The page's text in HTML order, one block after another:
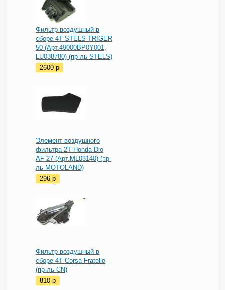
Фильтр воздушный в
сборе 4T STELS TRIGER
50 (Арт.49000BP0Y001,
LU038780) (пр-ль STELS)
2600p
Элемент воздушного
фильтра 2T Honda Dio
AF-27 (Арт.ML03140) (пр-
ль MOTOLAND)
296p
Фильтр воздушный в
сборе 4T Corsa Fratello
(пр-ль CN)
810p